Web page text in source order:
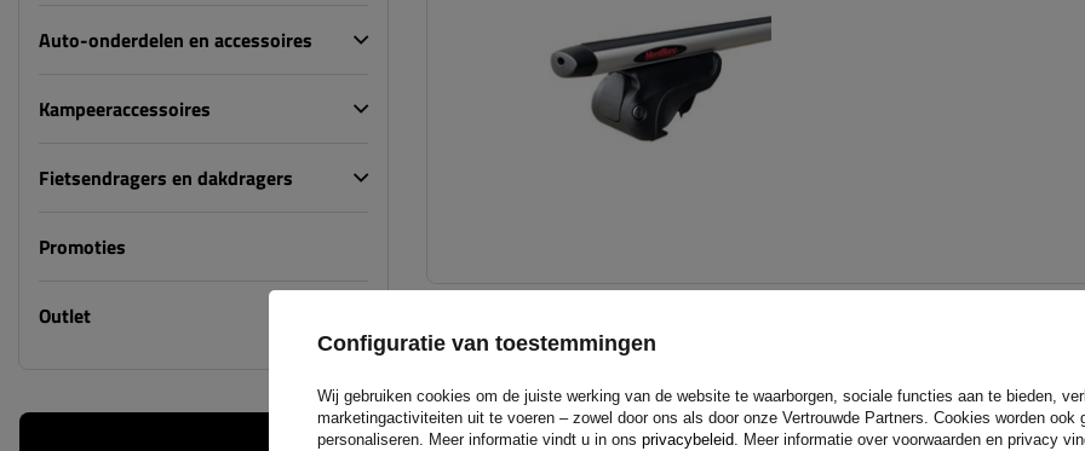
Auto-onderdelen en accessoires
Kampeeraccessoires
Fietsendragers en dakdragers
Promoties
Outlet
Configuratie van toestemmingen
Wij gebruiken cookies om de juiste werking van de website te waarborgen, sociale functies aan te bieden,
marketingactiviteiten uit te voeren – zowel door ons als door onze Vertrouwde Partners. Cookies worden ook
personaliseren. Meer informatie vindt u in ons privacybeleid. Meer informatie over voorwaarden en privacy